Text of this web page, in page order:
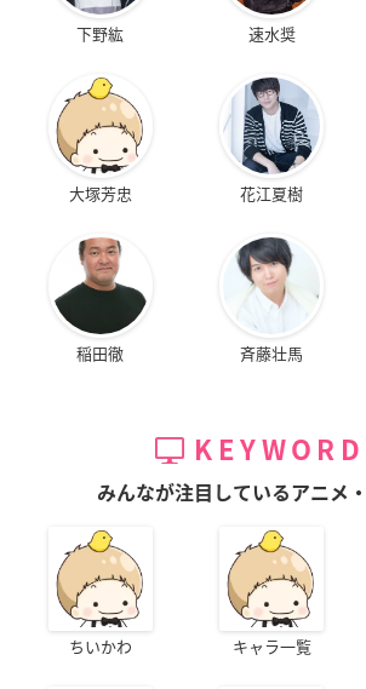
下野紘 速水奨
大塚芳忠 花江夏樹
稲田徹 斉藤壮馬
みんなが注目しているアニメ
ちいかわ キャラ一覧